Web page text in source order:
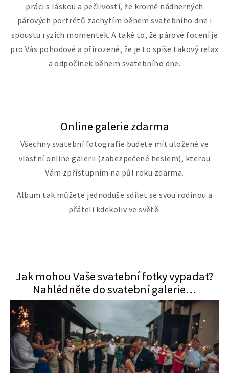
práci s láskou a pečlivostí, že kromě nádherných
párových portrétů zachytím během svatebního dne i
spoustu ryzích momentek. A také to, že párové focení je
pro Vás pohodové a přirozené, že je to spíše takový relax
a odpočinek během svatebního dne.
Online galerie zdarma
Všechny svatební fotografie budete mít uložené ve
vlastní online galerii (zabezpečené heslem), kterou
Vám zpřístupním na půl roku zdarma.
Album tak můžete jednoduše sdílet se svou rodinou a
přáteli kdekoliv ve světě.
Jak mohou Vaše svatební fotky vypadat?
Nahlédněte do svatební galerie…